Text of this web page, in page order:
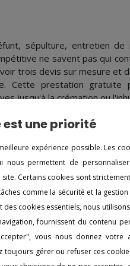
sépulture, entretien de
ne savent pas qui
trois devis sur mesure et
Cette prestation
jusqu'à la crémation ou
recommandé de
liés aux funérailles.
des funérailles.
funéraires
d'obsèques, les pompes
de précieuses
monument. Quoi qu’il en
est une priorité
expérience possible. Les
permettent de
Certains cookies sont
comme la sécurité et la gestion
cookies essentiels, nous
fournissent du contenu
vous nous donnez votre
gérer ou refuser ces